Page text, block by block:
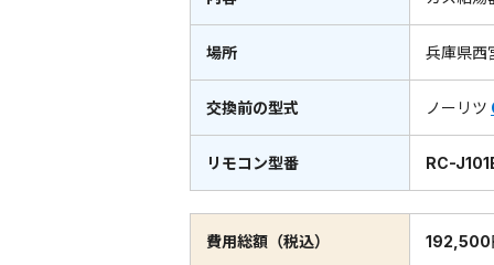
場所 兵庫県西
交換前の型式 ノーリツ
リモコン型番 RC-
費用総額（税込） 192,500